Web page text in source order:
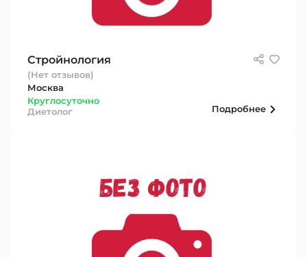
Стройнология
(Нет отзывов)
Москва
Круглосуточно
Диетолог
Подробнее